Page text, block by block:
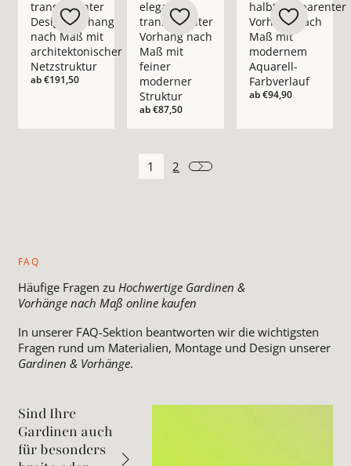
transparenter
Design-Vorhang
nach Maß mit
architektonischer
Netzstruktur
ab€191,50
eleganter
transparenter
Vorhang nach
Maß mit
feiner
moderner
Struktur
ab€87,50
halbtransparenter
Vorhang nach
Maß mit
modernem
Aquarell-
Farbverlauf
ab€94,90
1 2
FAQ
Häufige Fragen zu Hochwertige Gardinen &
Vorhänge nach Maß online kaufen
In unserer FAQ-Sektion beantworten wir die wichtigsten
Fragen rund um Materialien, Montage und Design unserer
Gardinen & Vorhänge.
Sind Ihre
Gardinen auch
für besonders